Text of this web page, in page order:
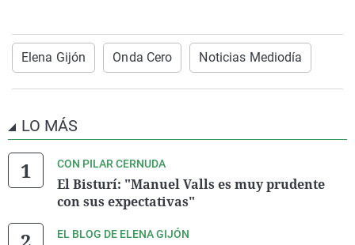
Elena Gijón Onda Cero Noticias Mediodía
LO MÁS
CON PILAR CERNUDA
El Bisturí: "Manuel Valls es muy prudente
con sus expectativas"
EL BLOG DE ELENA GIJÓN